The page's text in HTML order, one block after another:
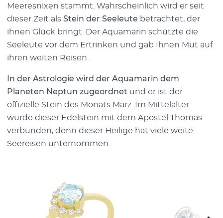
Meeresnixen stammt. Wahrscheinlich wird er seit
dieser Zeit als Stein der Seeleute betrachtet, der
ihnen Glück bringt. Der Aquamarin schützte die
Seeleute vor dem Ertrinken und gab Ihnen Mut auf
ihren weiten Reisen.
In der Astrologie wird der Aquamarin dem
Planeten Neptun zugeordnet und er ist der
offizielle Stein des Monats März. Im Mittelalter
wurde dieser Edelstein mit dem Apostel Thomas
verbunden, denn dieser Heilige hat viele weite
Seereisen unternommen.